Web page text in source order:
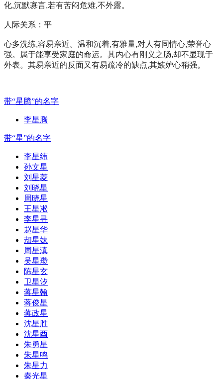
化,沉默寡言,若有苦闷危难,不外露。
人际关系：平
心多洗练,容易亲近。温和沉着,有雅量,对人有同情心,荣誉心
强。属于能享受家庭的命运。其内心有刚义之肠,却不显现于
外表。其易亲近的反面又有易疏冷的缺点,其嫉妒心稍强。
带“星腾”的名字
李星腾
带“星”的名字
李星纬
孙文星
刘星菱
刘晓星
周晓星
王星凇
李星寻
赵星华
却星妹
周星滇
吴星瓒
陈星玄
卫星汐
蒋星翰
蒋俊星
蒋政星
沈星胜
沈星酉
朱勇星
朱星鸣
朱星力
秦光星